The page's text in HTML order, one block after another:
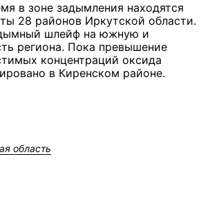
в зоне задымления находятся
28 районов Иркутской области.
шлейф на южную и
региона. Пока превышение
концентраций оксида
в Киренском районе.
область